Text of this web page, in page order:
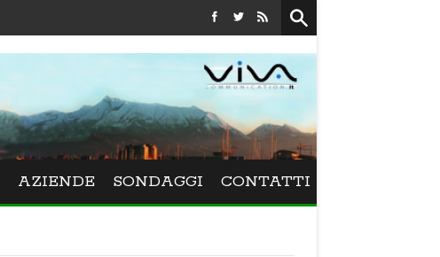
Festival La Versiliana - La direttrice lucchese Beatrice Venezi
AZIENDE SONDAGGI CONTATTI